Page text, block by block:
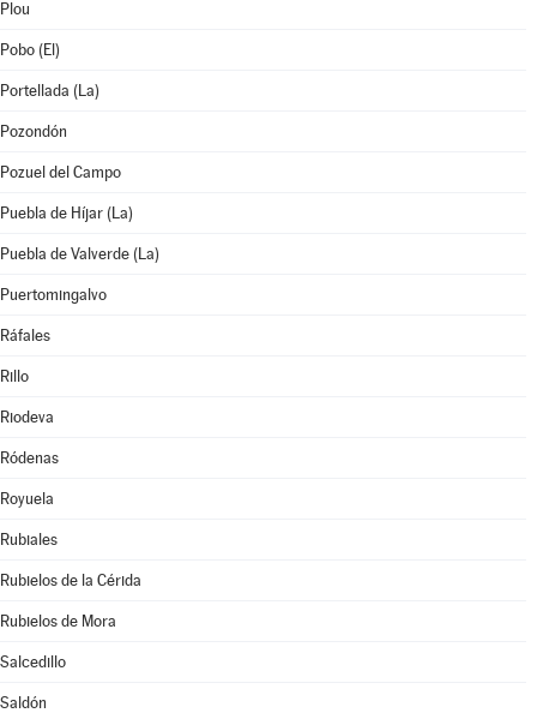
Plou
Pobo (El)
Portellada (La)
Pozondón
Pozuel del Campo
Puebla de Híjar (La)
Puebla de Valverde (La)
Puertomingalvo
Ráfales
Rillo
Riodeva
Ródenas
Royuela
Rubiales
Rubielos de la Cérida
Rubielos de Mora
Salcedillo
Saldón